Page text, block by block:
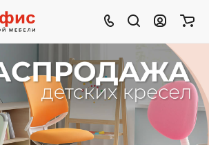
-50%
7 990 ₽
3 990 ₽
Ортопедическая спинка